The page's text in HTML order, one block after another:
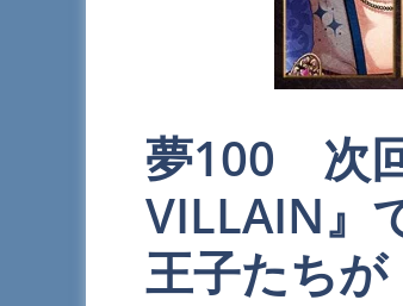
夢100 次
VILLAIN』
王子たちが